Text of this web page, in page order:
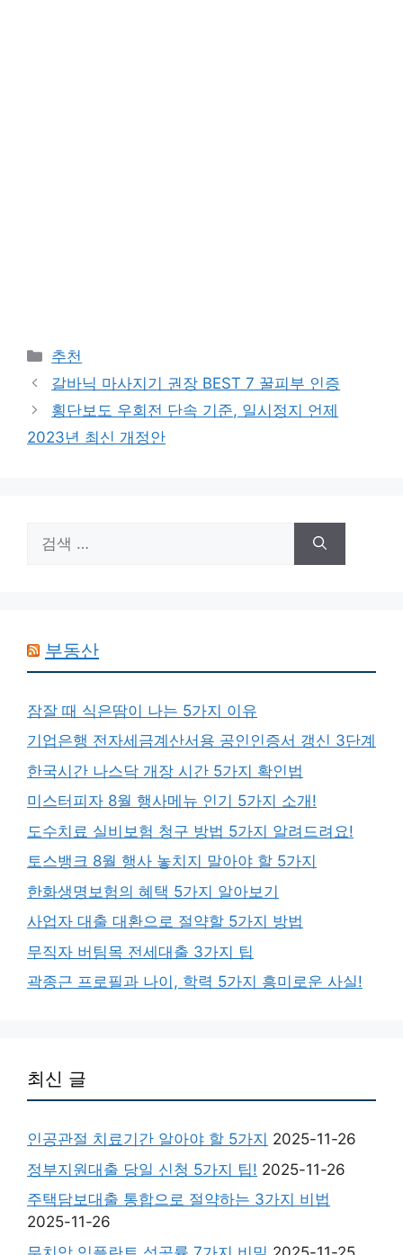
카
테
리
추천
갈바닉 마사지기 권장 BEST 7 꿀피부 인증
횡단보도 우회전 단속 기준, 일시정지 언제
2023년 최신 개정안
색:
부동산
잠잘 때 식은땀이 나는 5가지 이유
기업은행 전자세금계산서용 공인인증서 갱신 3단계
한국시간 나스닥 개장 시간 5가지 확인법
미스터피자 8월 행사메뉴 인기 5가지 소개!
도수치료 실비보험 청구 방법 5가지 알려드려요!
토스뱅크 8월 행사 놓치지 말아야 할 5가지
한화생명보험의 혜택 5가지 알아보기
사업자 대출 대환으로 절약할 5가지 방법
무직자 버팀목 전세대출 3가지 팁
곽종근 프로필과 나이, 학력 5가지 흥미로운 사실!
최신 글
인공관절 치료기간 알아야 할 5가지 2025-11-26
정부지원대출 당일 신청 5가지 팁! 2025-11-26
주택담보대출 통합으로 절약하는 3가지 비법
2025-11-26